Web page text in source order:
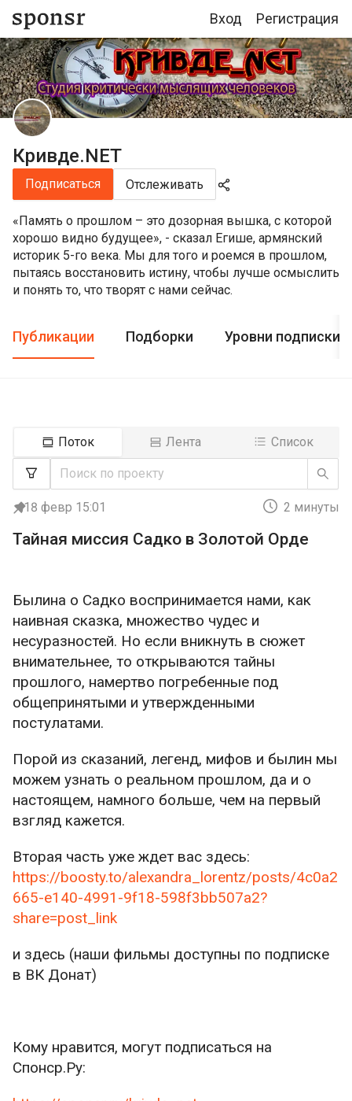
Вход Регистрация
Кривде.NET
Подписаться Отслеживать
«Память о прошлом – это дозорная вышка, с которой
хорошо видно будущее», - сказал Егише, армянский
историк 5-го века. Мы для того и роемся в прошлом,
пытаясь восстановить истину, чтобы лучше осмыслить
и понять то, что творят с нами сейчас.
Публикации Подборки Уровни подписки
Поток Лента Список
18 февр 15:01 2 минуты
Тайная миссия Садко в Золотой Орде
Былина о Садко воспринимается нами, как
наивная сказка, множество чудес и
несуразностей. Но если вникнуть в сюжет
внимательнее, то открываются тайны
прошлого, намертво погребенные под
общепринятыми и утвержденными
постулатами.
Порой из сказаний, легенд, мифов и былин мы
можем узнать о реальном прошлом, да и о
настоящем, намного больше, чем на первый
взгляд кажется.
Вторая часть уже ждет вас здесь:
https://boosty.to/alexandra_lorentz/posts/4c0a2
665-e140-4991-9f18-598f3bb507a2?
share=post_link
и здесь (наши фильмы доступны по подписке
в ВК Донат)
Кому нравится, могут подписаться на
Спонср.Ру: